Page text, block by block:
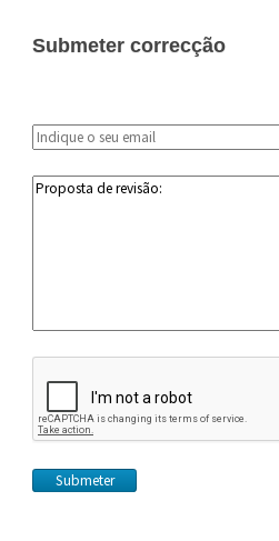
Submeter correcção